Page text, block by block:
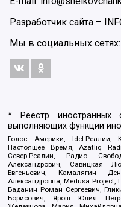
Разработчик сайта –
Мы в социальных сетях:
* Реестр иностранных
выполняющих функции
Голос Америки, Idel.Реалии,
Настоящее Время, Azatliq
Север.Реалии, Радио
Александрович, Савицкая
Евгеньевич, Камалягин
Александровна, Medusa Project,
Баданин Роман Сергеевич,
Борисович, Ярош Юлия